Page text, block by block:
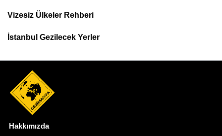
Menu
Vizesiz Ülkeler Rehberi
İstanbul Gezilecek Yerler
Hakkımızda